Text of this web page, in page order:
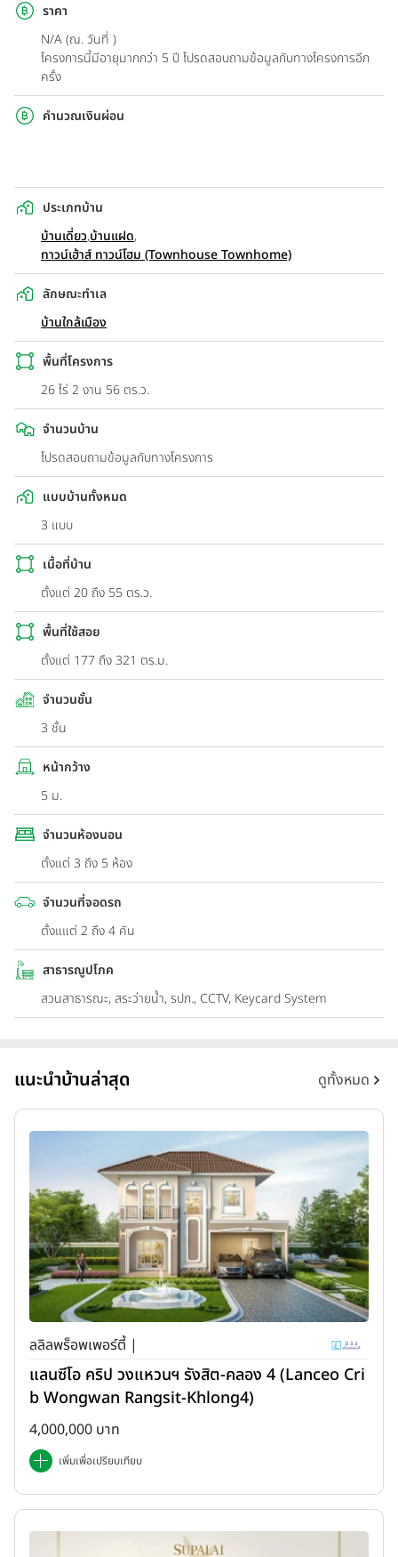
ราคา
N/A (ณ. วันที่ )
โครงการนี้มีอายุมากกว่า 5 ปี โปรดสอบถามข้อมูลกับทางโครงการอีก
ครั้ง
คำนวณเงินผ่อน
ประเภทบ้าน
บ้านเดี่ยว,บ้านแฝด,
ทาวน์เฮ้าส์ ทาวน์โฮม (Townhouse Townhome)
ลักษณะทำเล
บ้านใกล้เมือง
พื้นที่โครงการ
26 ไร่ 2 งาน 56 ตร.ว.
จำนวนบ้าน
โปรดสอบถามข้อมูลกับทางโครงการ
แบบบ้านทั้งหมด
3 แบบ
เนื้อที่บ้าน
ตั้งแต่ 20 ถึง 55 ตร.ว.
พื้นที่ใช้สอย
ตั้งแต่ 177 ถึง 321 ตร.ม.
จำนวนชั้น
3 ชั้น
หน้ากว้าง
5 ม.
จำนวนห้องนอน
ตั้งแต่ 3 ถึง 5 ห้อง
จำนวนที่จอดรถ
ตั้งแแต่ 2 ถึง 4 คัน
สาธารณูปโภค
สวนสาธารณะ, สระว่ายน้ำ, รปภ., CCTV, Keycard System
แนะนำบ้านล่าสุด ดูทั้งหมด
ลลิลพร็อพเพอร์ตี้ |
แลนซีโอ คริป วงแหวนฯ รังสิต-คลอง 4 (Lanceo Cri
b Wongwan Rangsit-Khlong4)
4,000,000 บาท
เพิ่มเพื่อเปรียบเทียบ